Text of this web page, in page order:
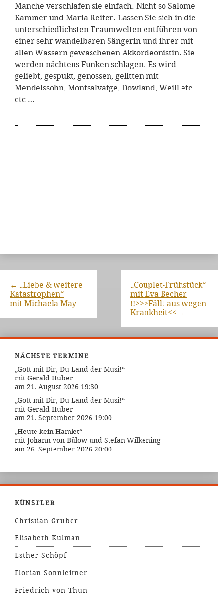
Manche verschlafen sie einfach. Nicht so Salome
Kammer und Maria Reiter. Lassen Sie sich in die
unterschiedlichsten Traumwelten entführen von
einer sehr wandelbaren Sängerin und ihrer mit
allen Wassern gewaschenen Akkordeonistin. Sie
werden nächtens Funken schlagen. Es wird
geliebt, gespukt, genossen, gelitten mit
Mendelssohn, Montsalvatge, Dowland, Weill etc
etc …
← „Liebe & weitere
Katastrophen“
mit Michaela May
„Couplet-Frühstück“
mit Eva Becher
!!>>>Fällt aus wegen
Krankheit<< →
NÄCHSTE TERMINE
„Gott mit Dir, Du Land der Musi!“
mit Gerald Huber
am 21. August 2026 19:30
„Gott mit Dir, Du Land der Musi!“
mit Gerald Huber
am 21. September 2026 19:00
„Heute kein Hamlet“
mit Johann von Bülow und Stefan Wilkening
am 26. September 2026 20:00
KÜNSTLER
Christian Gruber
Elisabeth Kulman
Esther Schöpf
Florian Sonnleitner
Friedrich von Thun